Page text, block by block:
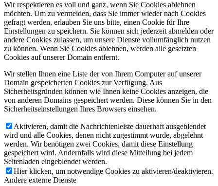
Wir respektieren es voll und ganz, wenn Sie Cookies ablehnen
möchten. Um zu vermeiden, dass Sie immer wieder nach Cookies
gefragt werden, erlauben Sie uns bitte, einen Cookie für Ihre
Einstellungen zu speichern. Sie können sich jederzeit abmelden oder
andere Cookies zulassen, um unsere Dienste vollumfänglich nutzen
zu können. Wenn Sie Cookies ablehnen, werden alle gesetzten
Cookies auf unserer Domain entfernt.
Wir stellen Ihnen eine Liste der von Ihrem Computer auf unserer
Domain gespeicherten Cookies zur Verfügung. Aus
Sicherheitsgründen können wie Ihnen keine Cookies anzeigen, die
von anderen Domains gespeichert werden. Diese können Sie in den
Sicherheitseinstellungen Ihres Browsers einsehen.
Aktivieren, damit die Nachrichtenleiste dauerhaft ausgeblendet
wird und alle Cookies, denen nicht zugestimmt wurde, abgelehnt
werden. Wir benötigen zwei Cookies, damit diese Einstellung
gespeichert wird. Andernfalls wird diese Mitteilung bei jedem
Seitenladen eingeblendet werden.
Hier klicken, um notwendige Cookies zu aktivieren/deaktivieren.
Andere externe Dienste